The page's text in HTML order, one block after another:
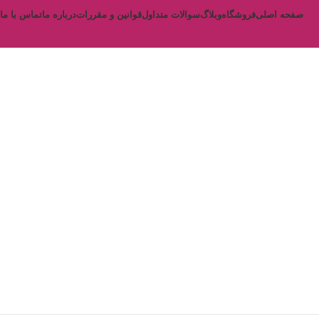
صفحه اصلیفروشگاهوبلاگسوالات متداولقوانین و مقرراتدرباره ماتماس با ما